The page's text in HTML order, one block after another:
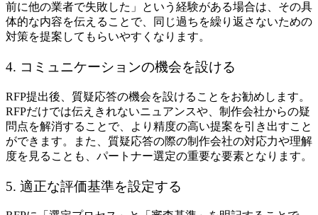
前に他の業者で失敗した」という経験がある場合は、その具
体的な内容を伝えることで、同じ過ちを繰り返さないための
対策を提案してもらいやすくなります。
4. コミュニケーションの機会を設ける
RFP提出後、質疑応答の機会を設けることをお勧めします。
RFPだけでは伝えきれないニュアンスや、制作会社からの疑
問点を解消することで、より精度の高い提案を引き出すこと
ができます。また、質疑応答の際の制作会社の対応力や理解
度を見ることも、パートナー選定の重要な要素となります。
5. 適正な評価基準を設定する